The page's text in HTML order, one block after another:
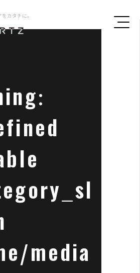
カタチに。
:
media